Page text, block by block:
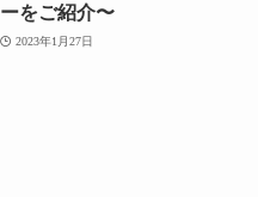
ーをご紹介〜
2023年1月27日